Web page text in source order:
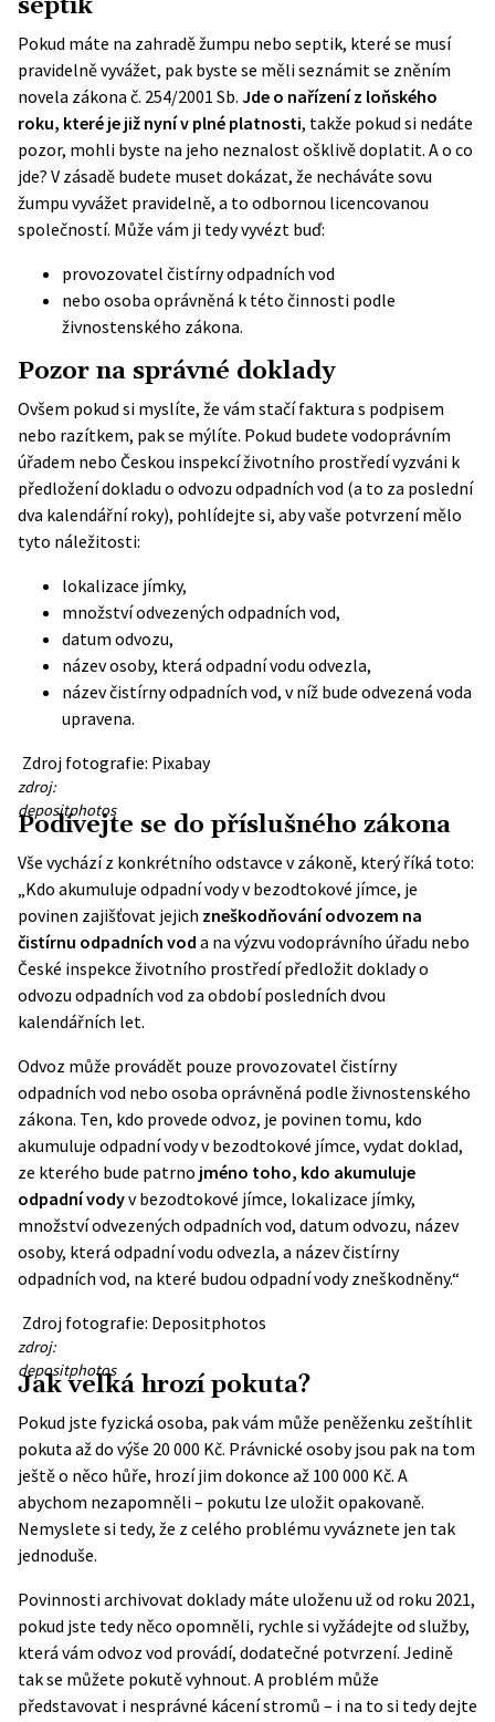
Pokud máte na zahradě žumpu nebo septik, které se musí
pravidelně vyvážet, pak byste se měli seznámit se zněním
novela zákona č. 254/2001 Sb. Jde o nařízení z loňského
roku, které je již nyní v plné platnosti, takže pokud si nedáte
pozor, mohli byste na jeho neznalost ošklivě doplatit. A o co
jde? V zásadě budete muset dokázat, že necháváte sovu
žumpu vyvážet pravidelně, a to odbornou licencovanou
společností. Může vám ji tedy vyvézt buď:
provozovatel čistírny odpadních vod
nebo osoba oprávněná k této činnosti podle
živnostenského zákona.
Pozor na správné doklady
Ovšem pokud si myslíte, že vám stačí faktura s podpisem
nebo razítkem, pak se mýlíte. Pokud budete vodoprávním
úřadem nebo Českou inspekcí životního prostředí vyzváni k
předložení dokladu o odvozu odpadních vod (a to za poslední
dva kalendářní roky), pohlídejte si, aby vaše potvrzení mělo
tyto náležitosti:
lokalizace jímky,
množství odvezených odpadních vod,
datum odvozu,
název osoby, která odpadní vodu odvezla,
název čistírny odpadních vod, v níž bude odvezená voda
upravena.
zdroj:
depositphotos
Zdroj fotografie: Pixabay
Podívejte se do příslušného zákona
Vše vychází z konkrétního odstavce v zákoně, který říká toto:
„Kdo akumuluje odpadní vody v bezodtokové jímce, je
povinen zajišťovat jejich zneškodňování odvozem na
čistírnu odpadních vod a na výzvu vodoprávního úřadu nebo
České inspekce životního prostředí předložit doklady o
odvozu odpadních vod za období posledních dvou
kalendářních let.
Odvoz může provádět pouze provozovatel čistírny
odpadních vod nebo osoba oprávněná podle živnostenského
zákona. Ten, kdo provede odvoz, je povinen tomu, kdo
akumuluje odpadní vody v bezodtokové jímce, vydat doklad,
ze kterého bude patrno jméno toho, kdo akumuluje
odpadní vodyv bezodtokové jímce, lokalizace jímky,
množství odvezených odpadních vod, datum odvozu, název
osoby, která odpadní vodu odvezla, a název čistírny
odpadních vod, na které budou odpadní vody zneškodněny.“
zdroj:
depositphotos
Zdroj fotografie: Depositphotos
Jak velká hrozí pokuta?
Pokud jste fyzická osoba, pak vám může peněženku zeštíhlit
pokuta až do výše 20 000 Kč. Právnické osoby jsou pak na tom
ještě o něco hůře, hrozí jim dokonce až 100 000 Kč. A
abychom nezapomněli – pokutu lze uložit opakovaně.
Nemyslete si tedy, že z celého problému vyváznete jen tak
jednoduše.
Povinnosti archivovat doklady máte uloženu už od roku 2021,
pokud jste tedy něco opomněli, rychle si vyžádejte od služby,
která vám odvoz vod provádí, dodatečné potvrzení. Jedině
tak se můžete pokutě vyhnout. A problém může
představovat i nesprávné kácení stromů – i na to si tedy dejte